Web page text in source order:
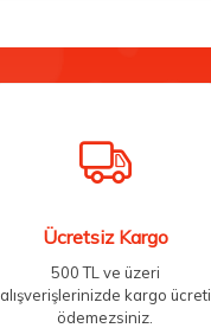
Ücretsiz Kargo
500 TL ve üzeri
alışverişlerinizde kargo ücreti
ödemezsiniz.